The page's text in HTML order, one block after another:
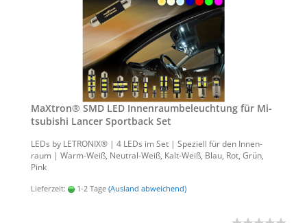
MaX­tron® SMD LED In­nen­raum­be­leuch­tung für Mi­
tsu­bi­shi Lan­cer Sport­back Set
LEDs by LE­TRO­NIX® | 4 LEDs im Set | Spe­zi­ell für den In­nen­
raum | Warm-​Weiß, Neutral-​Weiß, Kalt-​Weiß, Blau, Rot, Grün,
Pink
Lieferzeit: 1-2 Tage (Ausland abweichend)